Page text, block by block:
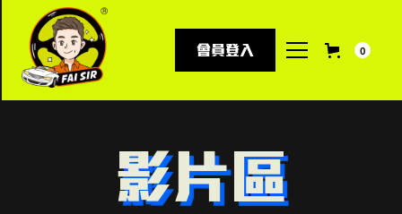
會員登入 0
影片區